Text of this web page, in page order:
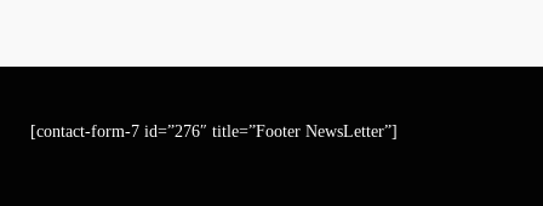
[contact-form-7 id=”276″ title=”Footer NewsLetter”]